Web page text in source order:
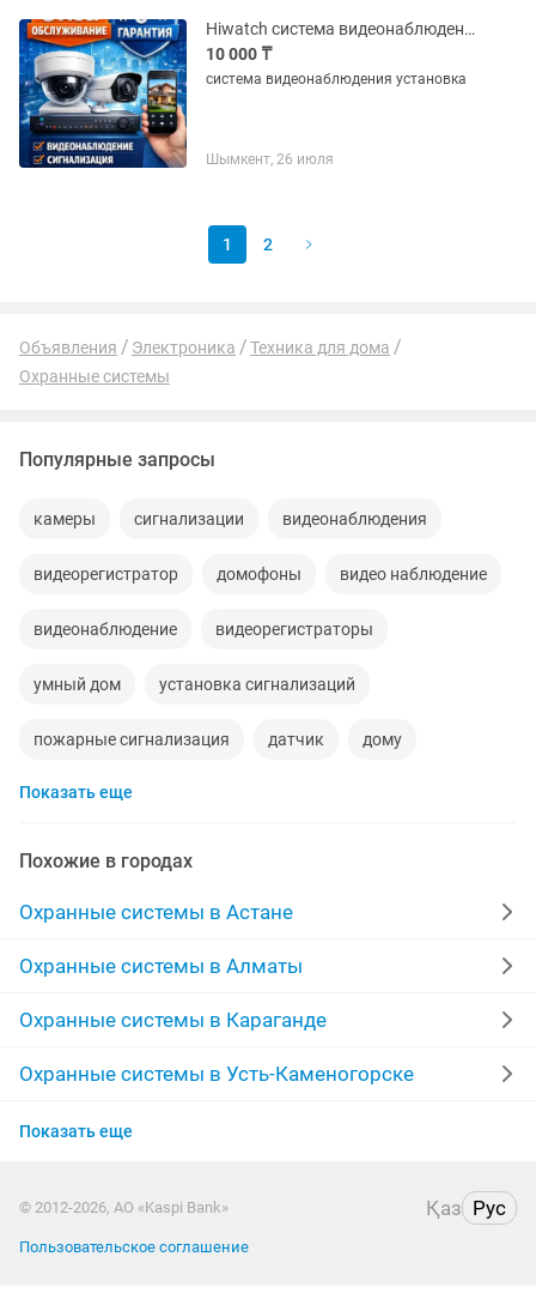
Hiwatch система видеонаблюдения установка
10 000 ₸
система видеонаблюдения установка
Шымкент, 26 июля
1 2
Объявления Электроника
Техника для дома
Охранные системы
Популярные запросы
камеры сигнализации видеонаблюдения
видеорегистратор домофоны видео наблюдение
видеонаблюдение видеорегистраторы
умный дом установка сигнализаций
пожарные сигнализация датчик дому
комплект
рассрочка до блок сигнал
наблюдение тех электронный
оборудования для устройство
камера регистратор корпус ночная
управление
Показать еще
Похожие в городах
Охранные системы в Астане
Охранные системы в Алматы
Охранные системы в Караганде
Охранные системы в Усть-Каменогорске
Охранные системы в Актобе
Охранные системы в Костанае
Показать еще
© 2012-2026, АО «Kaspi Bank» Қаз Рус
Пользовательское соглашение